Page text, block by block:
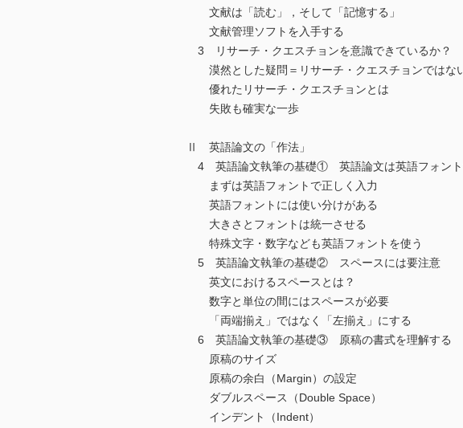
文献は「読む」，そして「記憶する」
文献管理ソフトを入手する
3 リサーチ・クエスチョンを意識できているか？
漠然とした疑問＝リサーチ・クエスチョンではな
優れたリサーチ・クエスチョンとは
失敗も確実な一歩
Ⅱ 英語論文の「作法」
4 英語論文執筆の基礎① 英語論文は英語フォント
まずは英語フォントで正しく入力
英語フォントには使い分けがある
大きさとフォントは統一させる
特殊文字・数字なども英語フォントを使う
5 英語論文執筆の基礎② スペースには要注意
英文におけるスペースとは？
数字と単位の間にはスペースが必要
「両端揃え」ではなく「左揃え」にする
6 英語論文執筆の基礎③ 原稿の書式を理解する
原稿のサイズ
原稿の余白（Margin）の設定
ダブルスペース（Double Space）
インデント（Indent）